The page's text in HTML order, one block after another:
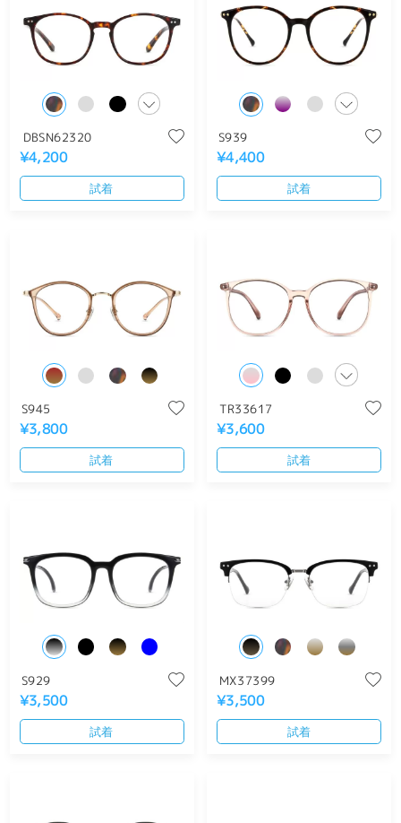
DBSN62320
¥4,200
試着
S939
¥4,400
試着
S945
¥3,800
試着
TR33617
¥3,600
試着
S929
¥3,500
試着
MX37399
¥3,500
試着